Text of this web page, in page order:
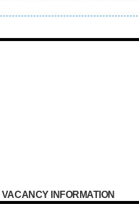
VACANCY INFORMATION